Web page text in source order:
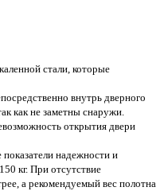
стали, которые
внутрь дверного
как не заметны снаружи.
открытия двери
надежности и
кг. При отсутствие
а рекомендуемый вес полотна